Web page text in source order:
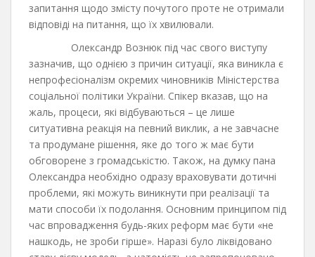
запитання щодо змісту почутого проте не отримали
відповіді на питання, що їх хвилювали.
Олександр Вознюк під час свого виступу
зазначив, що однією з причин ситуації, яка виникла є
непрофесіоналізм окремих чиновників Міністерства
соціальної політики України. Спікер вказав, що на
жаль, процеси, які відбуваються – це лише
ситуативна реакція на певний виклик, а не завчасне
та продумане рішення, яке до того ж має бути
обговорене з громадськістю. Також, на думку пана
Олександра необхідно одразу враховувати дотичні
проблеми, які можуть виникнути при реалізації та
мати способи їх подолання. Основним принципом під
час впровадження будь-яких реформ має бути «не
нашкодь, не зроби гірше». Наразі було ліквідовано